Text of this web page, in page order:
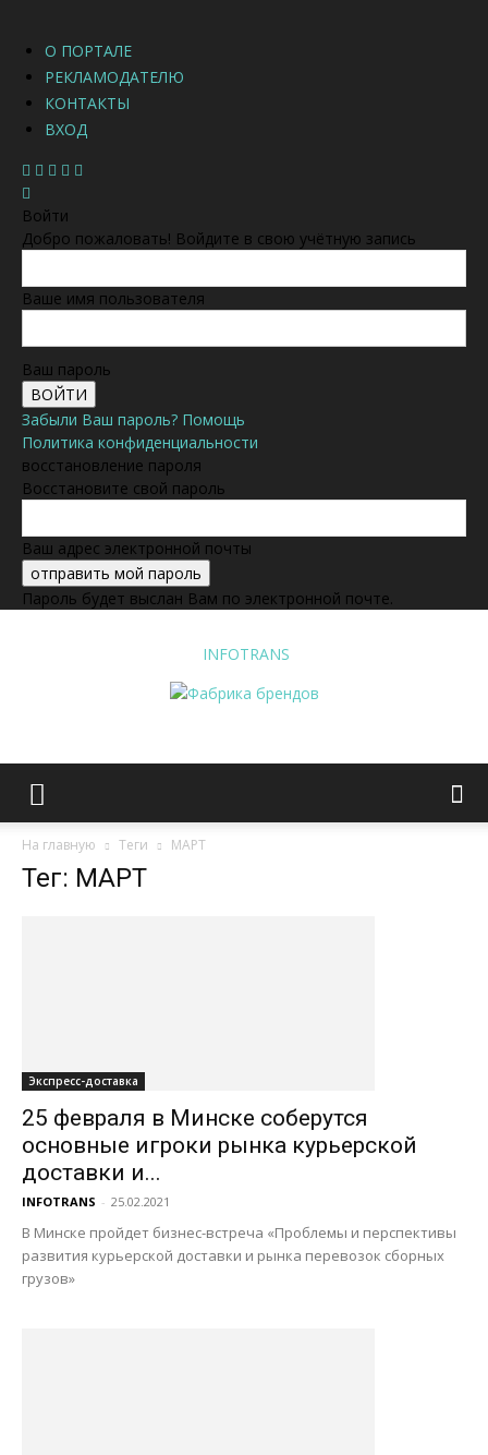
О ПОРТАЛЕ
РЕКЛАМОДАТЕЛЮ
КОНТАКТЫ
ВХОД
Войти
Добро пожаловать! Войдите в свою учётную запись
Ваше имя пользователя
Ваш пароль
Забыли Ваш пароль? Помощь
Политика конфиденциальности
восстановление пароля
Восстановите свой пароль
Ваш адрес электронной почты
Пароль будет выслан Вам по электронной почте.
INFOTRANS
На главную Теги МАРТ
Тег: МАРТ
Экспресс-доставка
25 февраля в Минске соберутся
основные игроки рынка курьерской
доставки и...
INFOTRANS - 25.02.2021
В Минске пройдет бизнес-встреча «Проблемы и перспективы
развития курьерской доставки и рынка перевозок сборных
грузов»